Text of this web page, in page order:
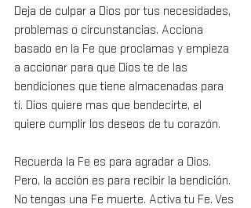
Deja de culpar a Dios por tus necesidades,
problemas o circunstancias. Acciona
basado en la Fe que proclamas y empieza
a accionar para que Dios te de las
bendiciones que tiene almacenadas para
ti. Dios quiere mas que bendecirte, el
quiere cumplir los deseos de tu corazón.
Recuerda la Fe es para agradar a Dios.
Pero, la acción es para recibir la bendición.
No tengas una Fe muerte. Activa tu Fe. Ves